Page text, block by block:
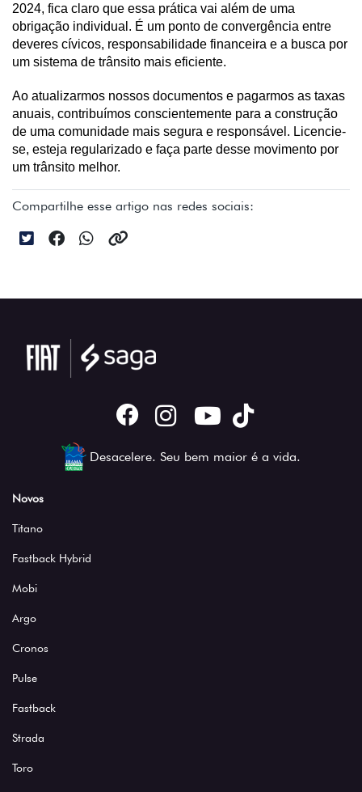
2024, fica claro que essa prática vai além de uma
obrigação individual. É um ponto de convergência entre
deveres cívicos, responsabilidade financeira e a busca por
um sistema de trânsito mais eficiente.
Ao atualizarmos nossos documentos e pagarmos as taxas
anuais, contribuímos conscientemente para a construção
de uma comunidade mais segura e responsável. Licencie-
se, esteja regularizado e faça parte desse movimento por
um trânsito melhor.
Compartilhe esse artigo nas redes sociais:
Desacelere. Seu bem maior é a vida.
Novos
Titano
Fastback Hybrid
Mobi
Argo
Cronos
Pulse
Fastback
Strada
Toro